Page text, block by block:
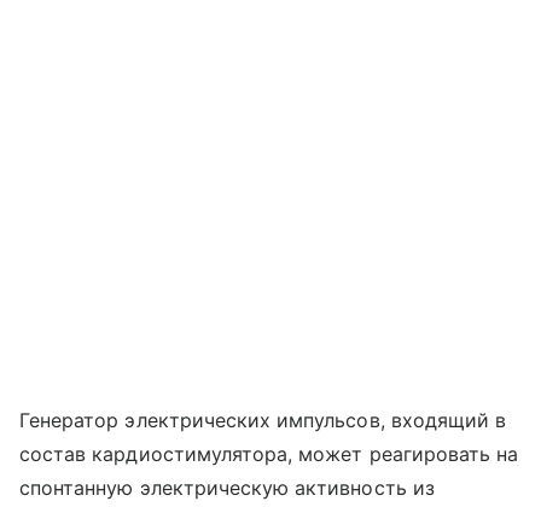
Генератор электрических импульсов, входящий в
состав кардиостимулятора, может реагировать на
спонтанную электрическую активность из